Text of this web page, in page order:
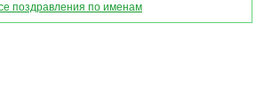
поздравления по именам